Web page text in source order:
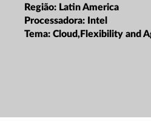
Região: Latin America
Processadora: Intel
Tema: Cloud,Flexibility and